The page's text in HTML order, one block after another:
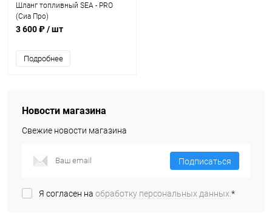
Шланг топливный SEA - PRO
(Сиа Про)
3 600 ₽/ шт
Подробнее
Новости магазина
Свежие новости магазина
Подписаться
Я согласен на обработку персональных данных.*